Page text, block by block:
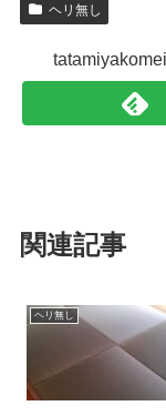
ヘリ無し
関連記事
ヘリ無し